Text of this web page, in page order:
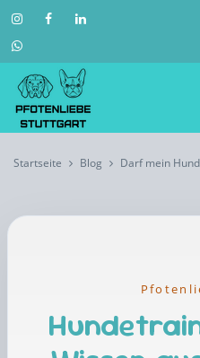
Startseite Blog Darf mein